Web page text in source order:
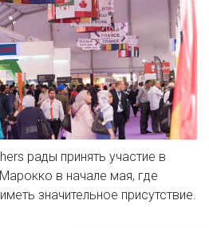
рады принять участие в
в начале мая, где
значительное присутствие.